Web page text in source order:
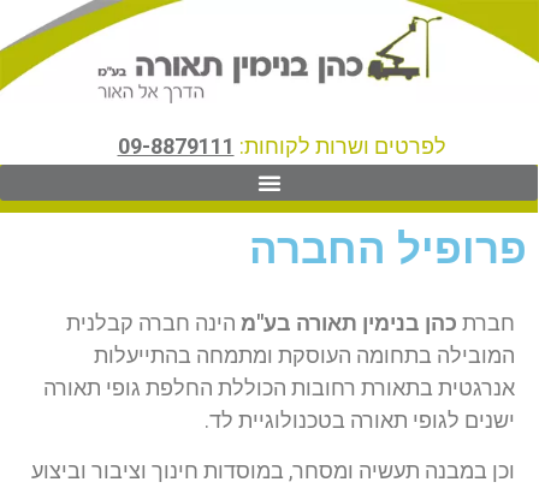
לפרטים ושרות לקוחות: 09-8879111
פרופיל החברה
חברת כהן בנימין תאורה בע"מ הינה חברה קבלנית
המובילה בתחומה העוסקת ומתמחה בהתייעלות
אנרגטית בתאורת רחובות הכוללת החלפת גופי תאורה
ישנים לגופי תאורה בטכנולוגיית לד.
וכן במבנה תעשיה ומסחר, במוסדות חינוך וציבור וביצוע